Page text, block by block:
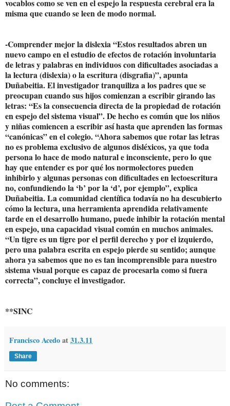
vocablos como se ven en el espejo la respuesta cerebral era la
misma que cuando se leen de modo normal.
-Comprender mejor la dislexia “Estos resultados abren un
nuevo campo en el estudio de efectos de rotación involuntaria
de letras y palabras en individuos con dificultades asociadas a
la lectura (dislexia) o la escritura (disgrafia)”, apunta
Duñabeitia. El investigador tranquiliza a los padres que se
preocupan cuando sus hijos comienzan a escribir girando las
letras: “Es la consecuencia directa de la propiedad de rotación
en espejo del sistema visual”. De hecho es común que los niños
y niñas comiencen a escribir así hasta que aprenden las formas
“canónicas” en el colegio. “Ahora sabemos que rotar las letras
no es problema exclusivo de algunos disléxicos, ya que toda
persona lo hace de modo natural e inconsciente, pero lo que
hay que entender es por qué los normolectores pueden
inhibirlo y algunas personas con dificultades en lectoescritura
no, confundiendo la ‘b’ por la ‘d’, por ejemplo”, explica
Duñabeitia. La comunidad científica todavía no ha descubierto
cómo la lectura, una herramienta aprendida relativamente
tarde en el desarrollo humano, puede inhibir la rotación mental
en espejo, una capacidad visual común en muchos animales.
“Un tigre es un tigre por el perfil derecho y por el izquierdo,
pero una palabra escrita en espejo pierde su sentido; aunque
ahora ya sabemos que no es tan incomprensible para nuestro
sistema visual porque es capaz de procesarla como si fuera
correcta”, concluye el investigador.
**SINC
Francisco Acedoat31.3.11
Share
No comments: